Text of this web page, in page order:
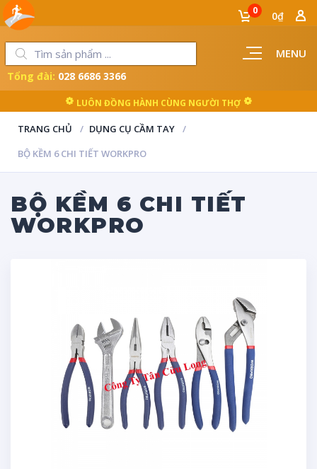
MENU
0 0₫
LUÔN ĐỒNG HÀNH CÙNG NGƯỜI THỢ
Tổng đài: 028 6686 3366
TRANG CHỦ
DỤNG CỤ CẦM TAY
BỘ KỀM 6 CHI TIẾT WORKPRO
BỘ KỀM 6 CHI TIẾT
WORKPRO